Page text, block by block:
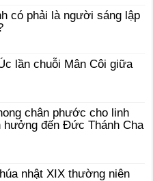
có phải là người sáng lập
lần chuỗi Mân Côi giữa
chân phước cho linh
hưởng đến Đức Thánh Cha
nhật XIX thường niên